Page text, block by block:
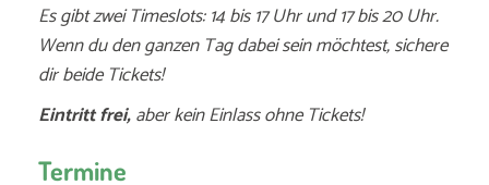
Es gibt zwei Timeslots: 14 bis 17 Uhr und 17 bis 20 Uhr.
Wenn du den ganzen Tag dabei sein möchtest, sichere
dir beide Tickets!
Eintritt frei,aber kein Einlass ohne Tickets!
Termine